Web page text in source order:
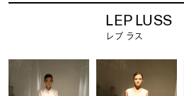
LEP LUSS
レプ ラス